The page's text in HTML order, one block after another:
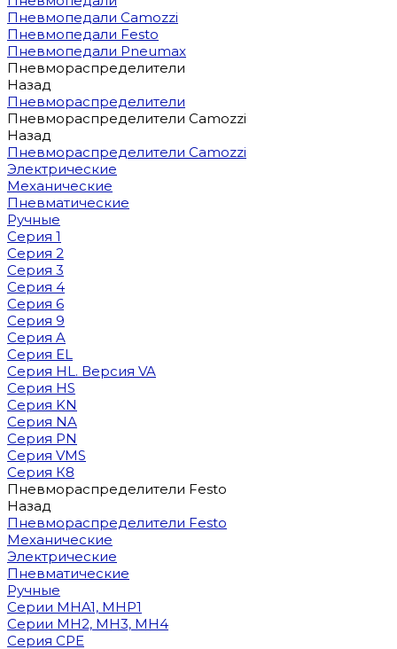
Пневмопедали Camozzi
Пневмопедали Festo
Пневмопедали Pneumax
Пневмораспределители
Назад
Пневмораспределители
Пневмораспределители Camozzi
Назад
Пневмораспределители Camozzi
Электрические
Механические
Пневматические
Ручные
Серия 1
Серия 2
Серия 3
Серия 4
Серия 6
Серия 9
Серия A
Серия EL
Серия HL. Версия VA
Серия HS
Серия KN
Серия NA
Серия PN
Серия VMS
Серия К8
Пневмораспределители Festo
Назад
Пневмораспределители Festo
Механические
Электрические
Пневматические
Ручные
Cерии MHA1, MHP1
Cерии MH2, MH3, MH4
Cерия CPE